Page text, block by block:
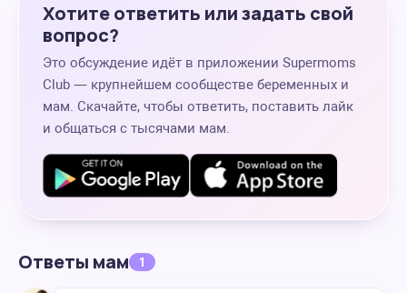
Хотите ответить или задать свой
вопрос?
Это обсуждение идёт в приложении Supermoms
Club — крупнейшем сообществе беременных и
мам. Скачайте, чтобы ответить, поставить лайк
и общаться с тысячами мам.
Ответы мам 1